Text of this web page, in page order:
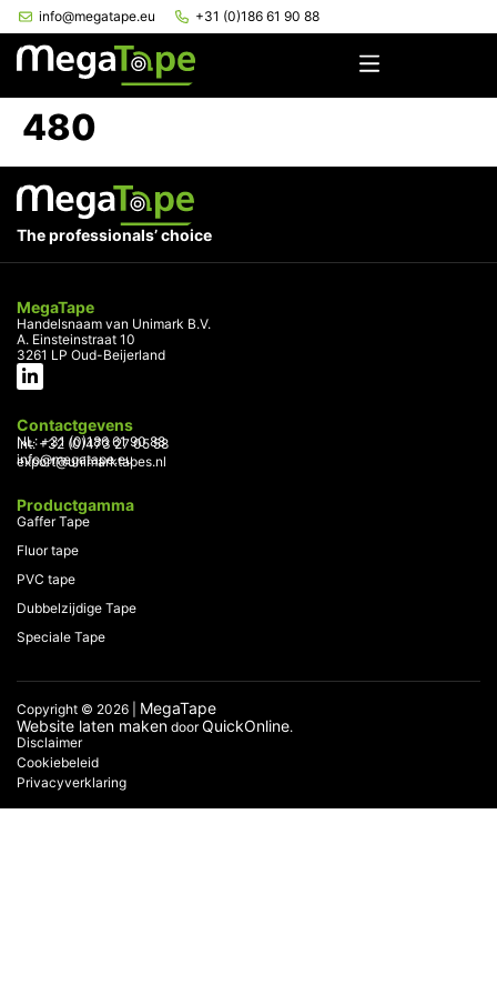
info@megatape.eu +31 (0)186 61 90 88
480
The professionals’ choice
MegaTape
Handelsnaam van Unimark B.V.
A. Einsteinstraat 10
3261 LP Oud-Beijerland
Contactgevens
NL: +31 (0)186 61 90 88
Int: +32 (0)473 27 05 58
info@megatape.eu
export@unimarktapes.nl
Productgamma
Gaffer Tape
Fluor tape
PVC tape
Dubbelzijdige Tape
Speciale Tape
Copyright © 2026 | MegaTape
Website laten maken doorQuickOnline.
Disclaimer
Cookiebeleid
Privacyverklaring